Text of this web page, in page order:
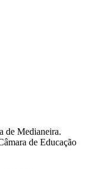
de Medianeira.
de Educação